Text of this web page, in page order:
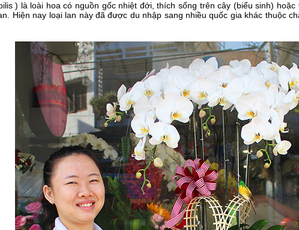
) là loài hoa có nguồn gốc nhiệt đới, thích sống trên cây (biểu sinh)
Hiện nay loại lan này đã được du nhập sang nhiều quốc gia khác thuộc